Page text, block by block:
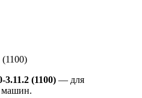
(1100) — для
машин.